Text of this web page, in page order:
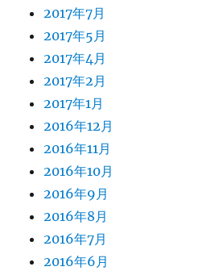
2017年7月
2017年5月
2017年4月
2017年2月
2017年1月
2016年12月
2016年11月
2016年10月
2016年9月
2016年8月
2016年7月
2016年6月